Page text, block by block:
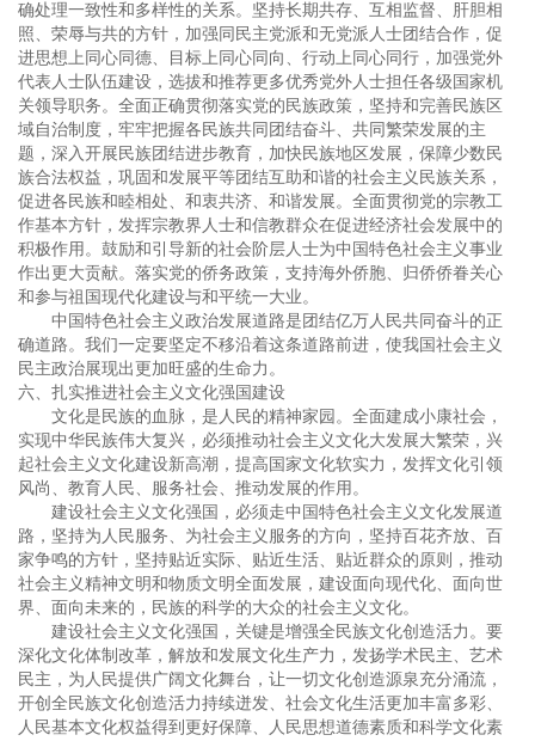
确处理一致性和多样性的关系。坚持长期共存、互相监督、肝胆相
照、荣辱与共的方针，加强同民主党派和无党派人士团结合作，促
进思想上同心同德、目标上同心同向、行动上同心同行，加强党外
代表人士队伍建设，选拔和推荐更多优秀党外人士担任各级国家机
关领导职务。全面正确贯彻落实党的民族政策，坚持和完善民族区
域自治制度，牢牢把握各民族共同团结奋斗、共同繁荣发展的主
题，深入开展民族团结进步教育，加快民族地区发展，保障少数民
族合法权益，巩固和发展平等团结互助和谐的社会主义民族关系，
促进各民族和睦相处、和衷共济、和谐发展。全面贯彻党的宗教工
作基本方针，发挥宗教界人士和信教群众在促进经济社会发展中的
积极作用。鼓励和引导新的社会阶层人士为中国特色社会主义事业
作出更大贡献。落实党的侨务政策，支持海外侨胞、归侨侨眷关心
和参与祖国现代化建设与和平统一大业。
中国特色社会主义政治发展道路是团结亿万人民共同奋斗的正
确道路。我们一定要坚定不移沿着这条道路前进，使我国社会主义
民主政治展现出更加旺盛的生命力。
六、扎实推进社会主义文化强国建设
文化是民族的血脉，是人民的精神家园。全面建成小康社会，
实现中华民族伟大复兴，必须推动社会主义文化大发展大繁荣，兴
起社会主义文化建设新高潮，提高国家文化软实力，发挥文化引领
风尚、教育人民、服务社会、推动发展的作用。
建设社会主义文化强国，必须走中国特色社会主义文化发展道
路，坚持为人民服务、为社会主义服务的方向，坚持百花齐放、百
家争鸣的方针，坚持贴近实际、贴近生活、贴近群众的原则，推动
社会主义精神文明和物质文明全面发展，建设面向现代化、面向世
界、面向未来的，民族的科学的大众的社会主义文化。
建设社会主义文化强国，关键是增强全民族文化创造活力。要
深化文化体制改革，解放和发展文化生产力，发扬学术民主、艺术
民主，为人民提供广阔文化舞台，让一切文化创造源泉充分涌流，
开创全民族文化创造活力持续迸发、社会文化生活更加丰富多彩、
人民基本文化权益得到更好保障、人民思想道德素质和科学文化素